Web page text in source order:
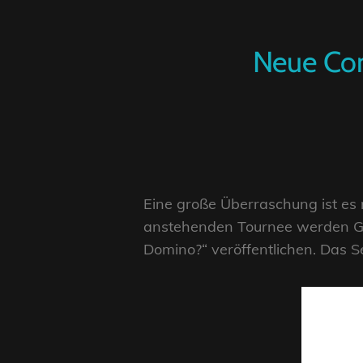
Neue
Eine große Überraschung ist
anstehenden Tournee werden
Domino?“ veröffentlichen. Das